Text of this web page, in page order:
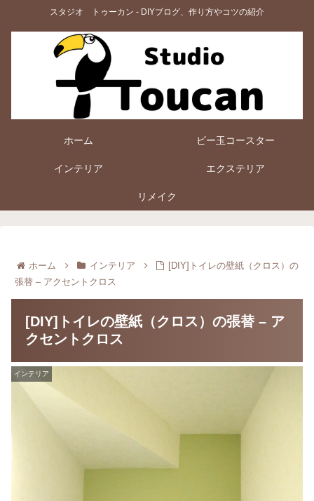
スタジオ トゥーカン - DIYブログ、作り方やコツの紹介
ホーム ビー玉コースター
インテリア エクステリア
リメイク
ホーム インテリア
[DIY]トイレの壁紙（クロス）の
張替 – アクセントクロス
[DIY]トイレの壁紙（クロス）の張替 – ア
クセントクロス
インテリア